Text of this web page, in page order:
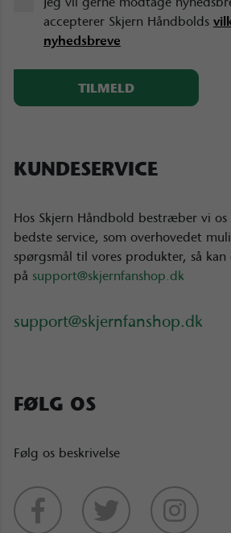
accepterer Skjern Håndbolds
nyhedsbreve
KUNDESERVICE
Hos Skjern Håndbold bestræber vi
bedste service, som overhovedet
spørgsmål til vores produkter, så kan
på support@skjernfanshop.dk
support@skjernfanshop.dk
FØLG OS
Følg os beskrivelse